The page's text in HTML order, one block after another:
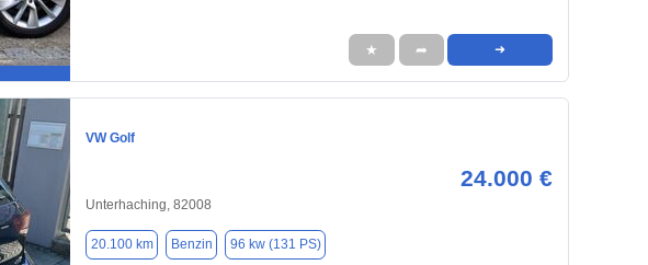
★ ➦ ➜
VW Golf
24.000 €
Unterhaching, 82008
20.100 km Benzin 96 kw (131 PS)